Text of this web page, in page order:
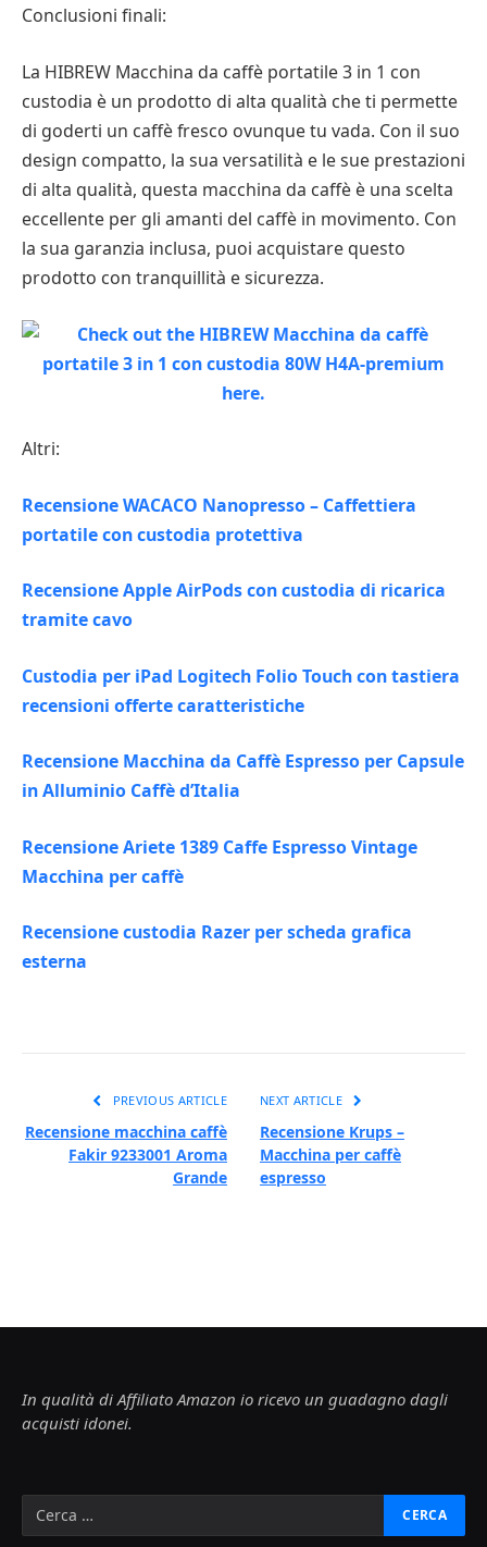
Conclusioni finali:
La HIBREW Macchina da caffè portatile 3 in 1 con
custodia è un prodotto di alta qualità che ti permette
di goderti un caffè fresco ovunque tu vada. Con il suo
design compatto, la sua versatilità e le sue prestazioni
di alta qualità, questa macchina da caffè è una scelta
eccellente per gli amanti del caffè in movimento. Con
la sua garanzia inclusa, puoi acquistare questo
prodotto con tranquillità e sicurezza.
Altri:
Recensione WACACO Nanopresso – Caffettiera
portatile con custodia protettiva
Recensione Apple AirPods con custodia di ricarica
tramite cavo
Custodia per iPad Logitech Folio Touch con tastiera
recensioni offerte caratteristiche
Recensione Macchina da Caffè Espresso per Capsule
in Alluminio Caffè d’Italia
Recensione Ariete 1389 Caffe Espresso Vintage
Macchina per caffè
Recensione custodia Razer per scheda grafica
esterna
PREVIOUS ARTICLE
Recensione macchina caffè
Fakir 9233001 Aroma
Grande
NEXT ARTICLE
Recensione Krups –
Macchina per caffè
espresso
In qualità di Affiliato Amazon io ricevo un guadagno dagli
acquisti idonei.